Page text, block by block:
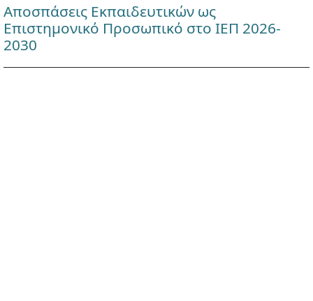
Αποσπάσεις Εκπαιδευτικών ως
Επιστημονικό Προσωπικό στο ΙΕΠ 2026-
2030